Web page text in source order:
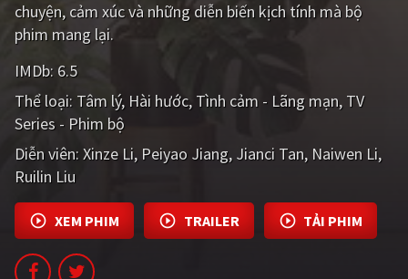
chuyện, cảm xúc và những diễn biến kịch tính mà bộ
phim mang lại.
IMDb: 6.5
Thể loại: Tâm lý Hài hước Tình cảm - Lãng mạn TV
Series - Phim bộ
Diễn viên: Xinze Li Peiyao Jiang Jianci Tan Naiwen Li
Ruilin Liu
XEM PHIM TRAILER TẢI PHIM